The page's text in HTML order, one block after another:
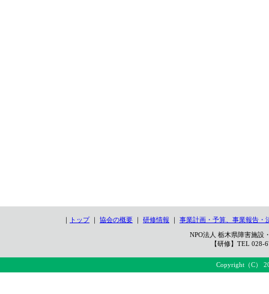
｜ トップ｜ 協会の概要 ｜ 研修情報 ｜ 事業計画・予算、事業報告・
NPO法人 栃木県障害施
【研修】TEL
Copyright（C）